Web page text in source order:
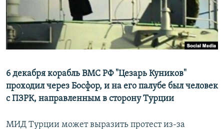
6 декабря корабль ВМС РФ "Цезарь Куников"
проходил через Босфор, и на его палубе был человек
с ПЗРК, направленным в сторону Турции
МИД Турции может выразить протест из-за